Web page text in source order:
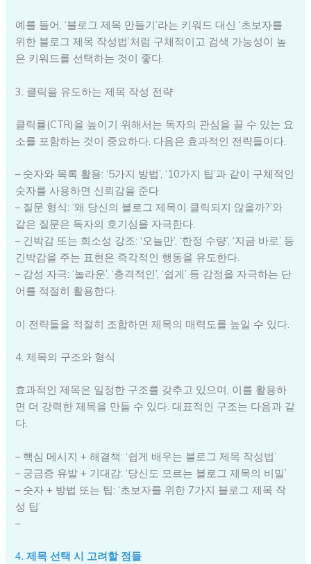
예를 들어, ‘블로그 제목 만들기’라는 키워드 대신 ‘초보자를
위한 블로그 제목 작성법’처럼 구체적이고 검색 가능성이 높
은 키워드를 선택하는 것이 좋다.
3. 클릭을 유도하는 제목 작성 전략
클릭률(CTR)을 높이기 위해서는 독자의 관심을 끌 수 있는 요
소를 포함하는 것이 중요하다. 다음은 효과적인 전략들이다.
– 숫자와 목록 활용: ‘5가지 방법’, ‘10가지 팁’과 같이 구체적인
숫자를 사용하면 신뢰감을 준다.
– 질문 형식: ‘왜 당신의 블로그 제목이 클릭되지 않을까?’와
같은 질문은 독자의 호기심을 자극한다.
– 긴박감 또는 희소성 강조: ‘오늘만’, ‘한정 수량’, ‘지금 바로’ 등
긴박감을 주는 표현은 즉각적인 행동을 유도한다.
– 감성 자극: ‘놀라운’, ‘충격적인’, ‘쉽게’ 등 감정을 자극하는 단
어를 적절히 활용한다.
이 전략들을 적절히 조합하면 제목의 매력도를 높일 수 있다.
4. 제목의 구조와 형식
효과적인 제목은 일정한 구조를 갖추고 있으며, 이를 활용하
면 더 강력한 제목을 만들 수 있다. 대표적인 구조는 다음과 같
다.
– 핵심 메시지 + 해결책: ‘쉽게 배우는 블로그 제목 작성법’
– 궁금증 유발 + 기대감: ‘당신도 모르는 블로그 제목의 비밀’
– 숫자 + 방법 또는 팁: ‘초보자를 위한 7가지 블로그 제목 작
성 팁’
–
4. 제목 선택 시 고려할 점들